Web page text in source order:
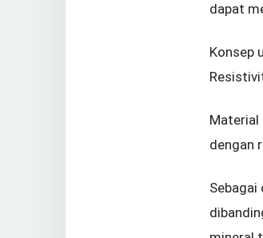
dapat
Konsep
Material
dengan